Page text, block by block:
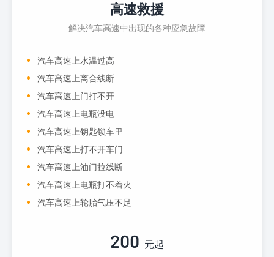
高速救援
解决汽车高速中出现的各种应急故障
汽车高速上水温过高
汽车高速上离合线断
汽车高速上门打不开
汽车高速上电瓶没电
汽车高速上钥匙锁车里
汽车高速上打不开车门
汽车高速上油门拉线断
汽车高速上电瓶打不着火
汽车高速上轮胎气压不足
200 元起